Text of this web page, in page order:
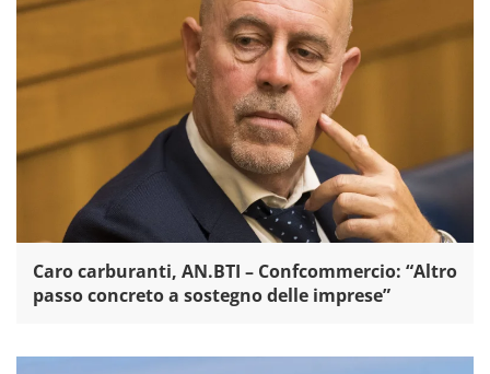
Caro carburanti, AN.BTI – Confcommercio: “Altro
passo concreto a sostegno delle imprese”